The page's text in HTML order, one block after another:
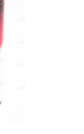
для розжига
резьбы